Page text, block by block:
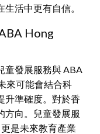
活中更有自信。
Hong
童發展服務與 ABA
來可能會結合科
升準確度。對於香
方向。兒童發展服
是未來教育產業